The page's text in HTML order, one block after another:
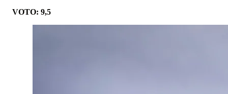
VOTO: 9,5